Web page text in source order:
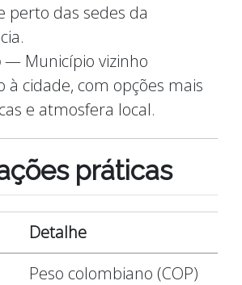
perto das sedes da
— Município vizinho
à cidade, com opções mais
e atmosfera local.
práticas
Detalhe
Peso colombiano (COP)